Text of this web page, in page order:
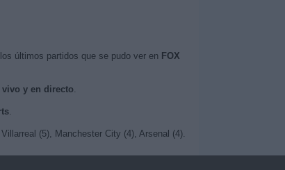
últimos partidos que se pudo ver en FOX
y en directo.
.
(5), Manchester City (4), Arsenal (4).